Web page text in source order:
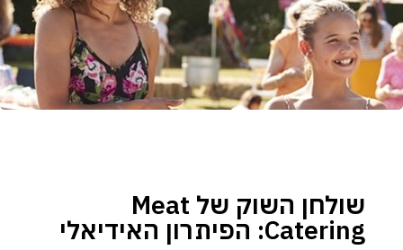
שולחן השוק של Meat
Catering: הפיתרון האידיאלי